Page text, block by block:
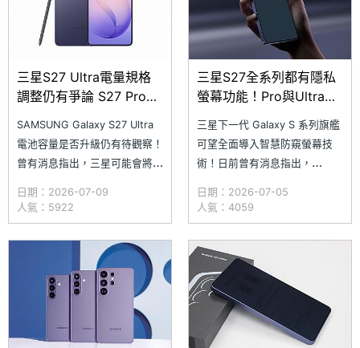
三星S27 Ultra電量規格
調整仍有爭論 S27 Pro可
SAMSUNG Galaxy S27 Ultra
電池容量是否升級仍有待觀察！
曾有消息指出，三星可能會將
電池容量提升至接近
6,000mAh，甚至不排除採使用
5,800mAh 電池。不過，近日
雖有傳出相近消息，但科技部落
客 Ice Univers
日期：2026-07-09
人氣：5922
三星S27全系列都有隱私
螢幕功能！Pro與Ultra機
三星下一代 Galaxy S 系列旗艦
可望全面導入智慧防窺螢幕技
術！日前曾有消息指出，
成為第二批搭載「Privacy
Display 智慧防窺」功能的機
種。近日，有來源透露三星計畫
進一步擴大智慧防窺螢幕技術的
導入範圍；另傳出 Galaxy S27
Pr
日期：2026-07-05
人氣：4059